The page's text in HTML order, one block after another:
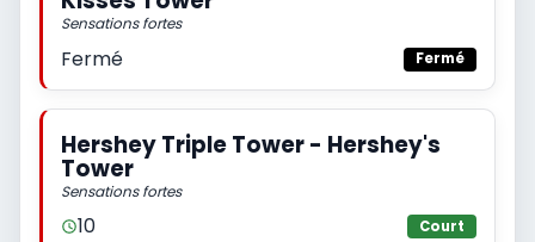
Sensations fortes
Fermé Fermé
Hershey Triple Tower - Hershey's
Tower
Sensations fortes
10 Court